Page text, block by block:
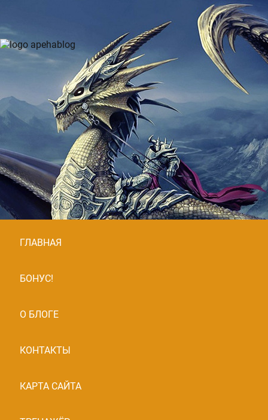
ГЛАВНАЯ
БОНУС!
О БЛОГЕ
КОНТАКТЫ
КАРТА САЙТА